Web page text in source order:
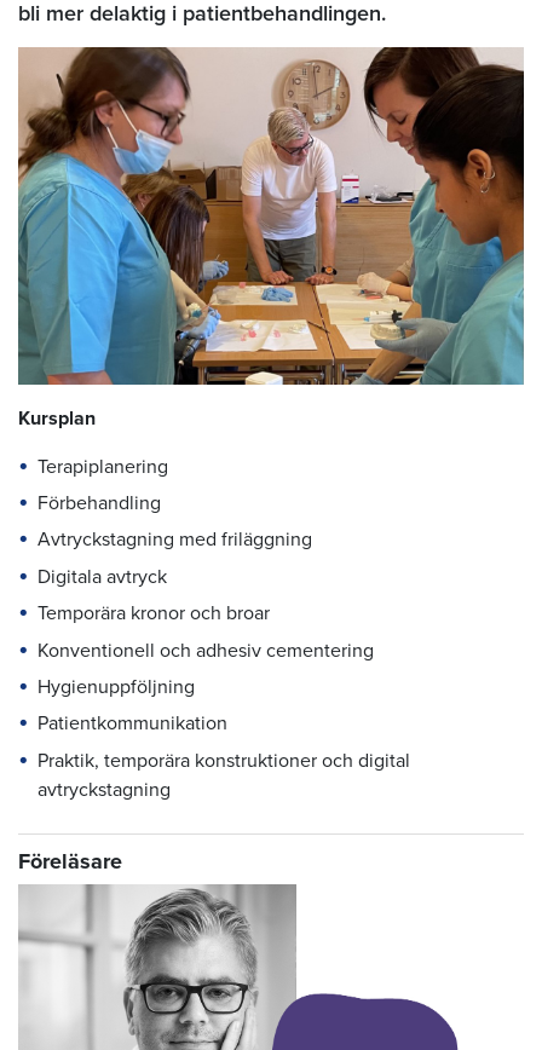
bli mer delaktig i patientbehandlingen.
Kursplan
Terapiplanering
Förbehandling
Avtryckstagning med friläggning
Digitala avtryck
Temporära kronor och broar
Konventionell och adhesiv cementering
Hygienuppföljning
Patientkommunikation
Praktik, temporära konstruktioner och digital
avtryckstagning
Föreläsare